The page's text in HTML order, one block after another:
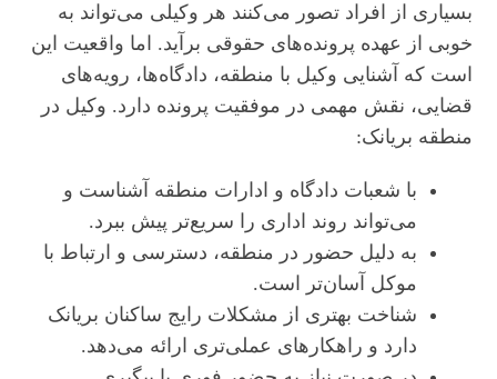
بسیاری از افراد تصور می‌کنند هر وکیلی می‌تواند به
خوبی از عهده پرونده‌های حقوقی برآید. اما واقعیت این
است که آشنایی وکیل با منطقه، دادگاه‌ها، رویه‌های
قضایی، نقش مهمی در موفقیت پرونده دارد. وکیل در
منطقه بریانک:
با شعبات دادگاه و ادارات منطقه آشناست و
می‌تواند روند اداری را سریع‌تر پیش ببرد.
به دلیل حضور در منطقه، دسترسی و ارتباط با
موکل آسان‌تر است.
شناخت بهتری از مشکلات رایج ساکنان بریانک
دارد و راهکارهای عملی‌تری ارائه می‌دهد.